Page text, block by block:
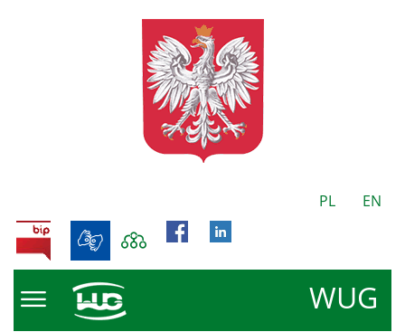
PL EN
WUG
BIP